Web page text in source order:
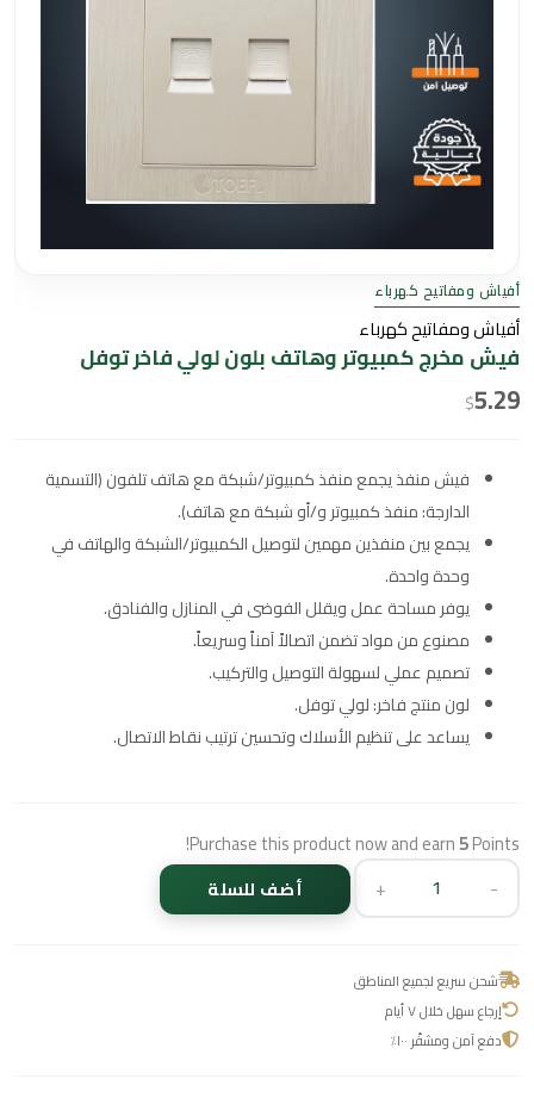
أفياش ومفاتيح كهرباء
أفياش ومفاتيح كهرباء
فيش مخرج كمبيوتر وهاتف بلون لولي فاخر توفل
$5.29
فيش منفذ يجمع منفذ كمبيوتر/شبكة مع هاتف تلفون (التسمية
الدارجة: منفذ كمبيوتر و/أو شبكة مع هاتف).
يجمع بين منفذين مهمين لتوصيل الكمبيوتر/الشبكة والهاتف في
وحدة واحدة.
يوفر مساحة عمل ويقلل الفوضى في المنازل والفنادق.
مصنوع من مواد تضمن اتصالاً آمناً وسريعاً.
تصميم عملي لسهولة التوصيل والتركيب.
لون منتج فاخر: لولي توفل.
يساعد على تنظيم الأسلاك وتحسين ترتيب نقاط الاتصال.
Purchase this product now and earn5Points!
-
+ أضف للسلة
شحن سريع لجميع المناطق
إرجاع سهل خلال ٧ أيام
دفع آمن ومشفّر ١٠٠٪